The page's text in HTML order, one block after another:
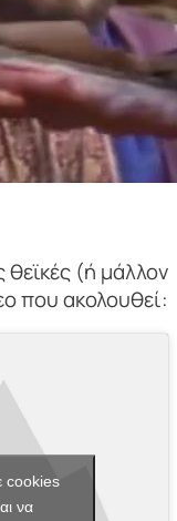
θεϊκές (ή μάλλον
που ακολουθεί:
cookies
να